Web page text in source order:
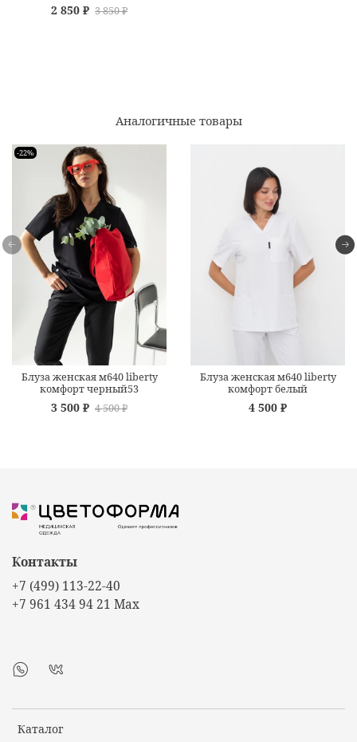
2 850 ₽ 3 850 ₽
Аналогичные товары
-22%
Блуза женская м640 liberty
комфорт черный53
3 500 ₽ 4 500 ₽
Блуза женская м640 liberty
комфорт белый
4 500 ₽
Каталог
Контакты
+7 (499) 113-22-40
+7 961 434 94 21 Max